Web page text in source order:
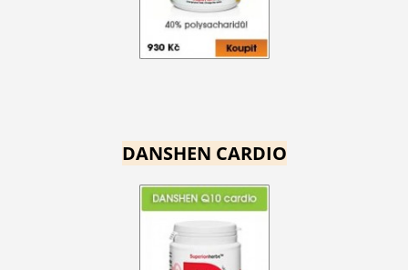
DANSHEN CARDIO